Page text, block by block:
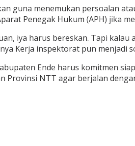
guna menemukan persoalan
Penegak Hukum (APH) jika
iya harus bereskan. Tapi
Kerja inspektorat pun menjadi
Ende harus komitmen
Provinsi NTT agar berjalan